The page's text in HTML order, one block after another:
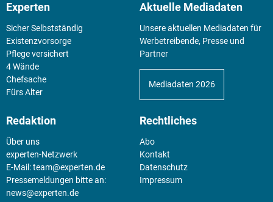
Experten
Sicher Selbstständig
Existenz­vorsorge
Pflege versichert
4 Wände
Chefsache
Fürs Alter
Aktuelle Mediadaten
Unsere aktuellen Mediadaten für
Werbetreibende, Presse und
Partner
Mediadaten 2026
Redaktion
Über uns
experten-Netzwerk
E-Mail:team@experten.de
Pressemeldungen bitte an:
news@experten.de
Rechtliches
Abo
Kontakt
Datenschutz
Impressum